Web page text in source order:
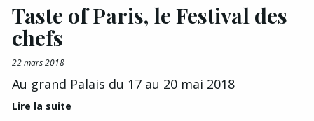
Taste of Paris, le Festival des
chefs
22 mars 2018
Au grand Palais du 17 au 20 mai 2018
Lire la suite